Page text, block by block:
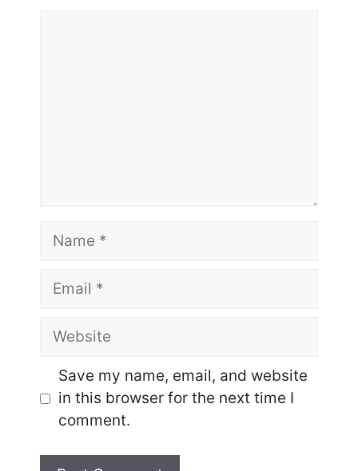
Name
Email
Website
Save my name, email, and website
in this browser for the next time I
comment.